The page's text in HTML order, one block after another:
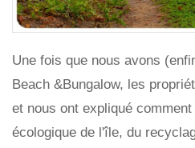
Une fois que nous avons
Beach &Bungalow, les
et nous ont expliqué
écologique de l'île, du